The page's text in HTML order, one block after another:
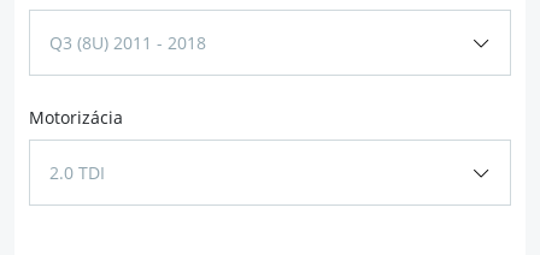
Q3 (8U) 2011 - 2018
Motorizácia
2.0 TDI